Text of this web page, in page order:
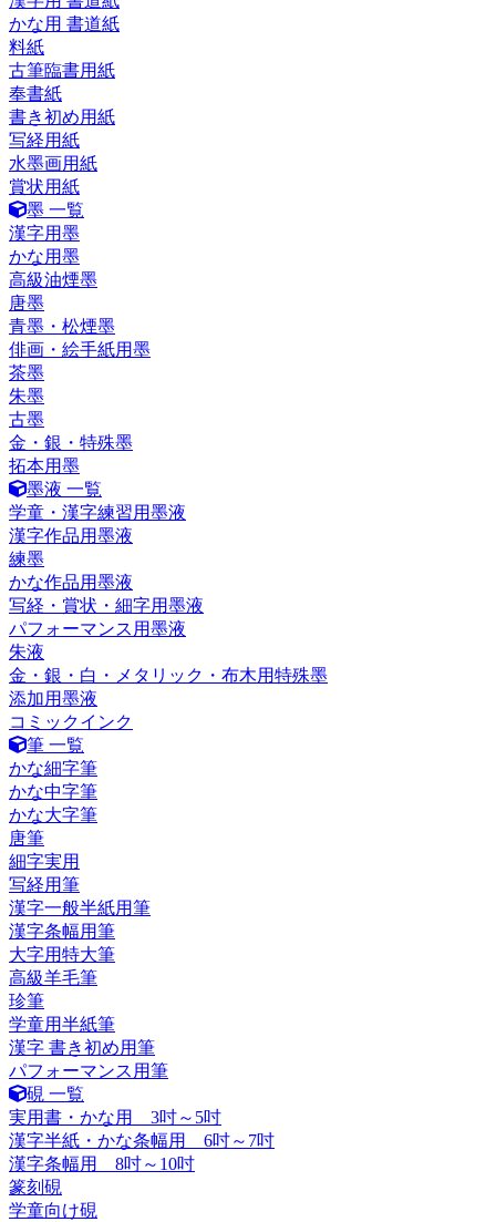
かな用 書道紙
料紙
古筆臨書用紙
奉書紙
書き初め用紙
写経用紙
水墨画用紙
賞状用紙
墨 一覧
漢字用墨
かな用墨
高級油煙墨
唐墨
青墨・松煙墨
俳画・絵手紙用墨
茶墨
朱墨
古墨
金・銀・特殊墨
拓本用墨
墨液 一覧
学童・漢字練習用墨液
漢字作品用墨液
練墨
かな作品用墨液
写経・賞状・細字用墨液
パフォーマンス用墨液
朱液
金・銀・白・メタリック・布木用特殊墨
添加用墨液
コミックインク
筆 一覧
かな細字筆
かな中字筆
かな大字筆
唐筆
細字実用
写経用筆
漢字一般半紙用筆
漢字条幅用筆
大字用特大筆
高級羊毛筆
珍筆
学童用半紙筆
漢字 書き初め用筆
パフォーマンス用筆
硯 一覧
実用書・かな用 3吋～5吋
漢字半紙・かな条幅用 6吋～7吋
漢字条幅用 8吋～10吋
篆刻硯
学童向け硯